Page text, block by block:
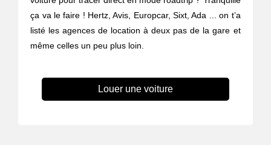
ça va le faire ! Hertz, Avis, Europcar, Sixt, Ada ... on t’a
listé les agences de location à deux pas de la gare et
même celles un peu plus loin.
Louer une voiture